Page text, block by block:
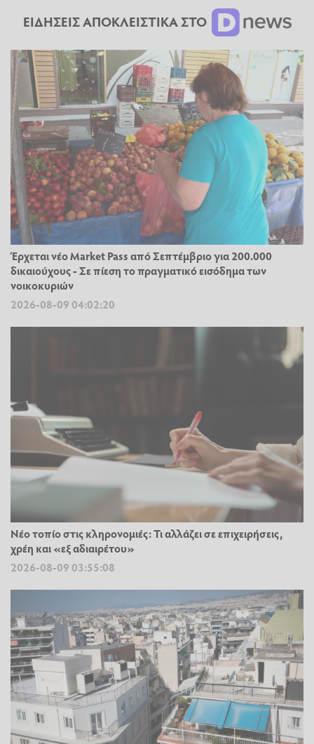
ΕΙΔΗΣΕΙΣ ΑΠΟΚΛΕΙΣΤΙΚΑ ΣΤΟ
Έρχεται νέο Market Pass από Σεπτέμβριο για 200.000
δικαιούχους - Σε πίεση το πραγματικό εισόδημα των
νοικοκυριών
2026-08-09 04:02:20
Νέο τοπίο στις κληρονομιές: Τι αλλάζει σε επιχειρήσεις,
χρέη και «εξ αδιαιρέτου»
2026-08-09 03:55:08